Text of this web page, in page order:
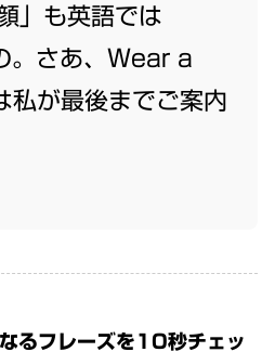
」も英語では
。さあ、Wear a
が最後までご案内
るフレーズを10秒チェッ